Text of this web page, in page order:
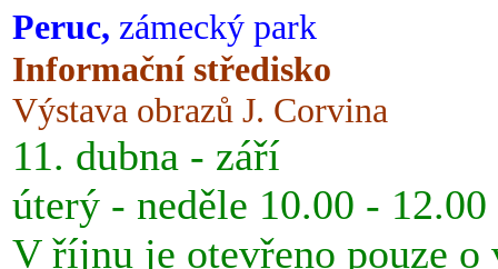
Peruc, zámecký park
Informační středisko
Výstava obrazů J. Corvina
11. dubna - září
úterý - neděle 10.00 -
V říjnu je otevřeno pouze o